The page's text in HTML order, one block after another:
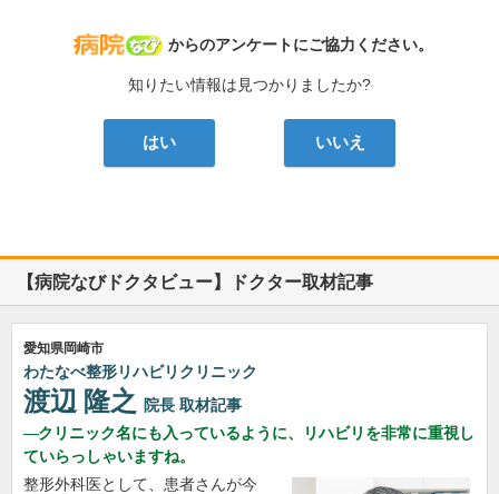
病院なび
からのアンケートにご協力ください。
知りたい情報は見つかりましたか?
はい いいえ
【病院なびドクタビュー】ドクター取材記事
愛知県岡崎市
わたなべ整形リハビリクリニック
渡辺 隆之 院長 取材記事
クリニック名にも入っているように、リハビリを非常に重視し
ていらっしゃいますね。
整形外科医として、患者さんが今